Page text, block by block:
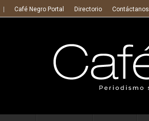
Café Negro Portal Directorio Contáctanos